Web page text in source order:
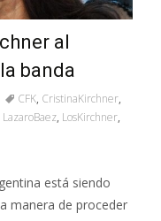
al
banda
CFK, CristinaKirchner,
LazaroBaez, LosKirchner,
está siendo
manera de proceder